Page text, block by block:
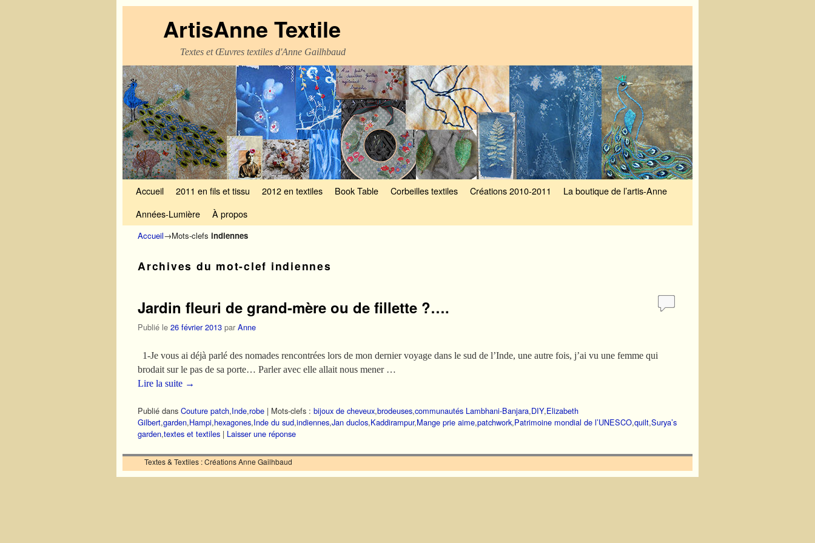
ArtisAnne Textile
Textes et Œuvres textiles d'Anne Gailhbaud
Accueil 2011 en fils et tissu 2012 en textiles Book Table Corbeilles textiles Créations 2010-2011
La boutique de l’artis-Anne
Années-Lumière
À propos
Accueil→Mots-clefs indiennes
Archives du mot-clef indiennes
Jardin fleuri de grand-mère ou de fillette ?….
Publié le 26 février 2013 par Anne
1-Je vous ai déjà parlé des nomades rencontrées lors de mon dernier voyage dans le sud de l’Inde, une autre fois, j’ai vu une femme qui
brodait sur le pas de sa porte… Parler avec elle allait nous mener …
Lire la suite →
Publié dans Couture patch,Inde,robe | Mots-clefs : bijoux de cheveux,brodeuses,communautés Lambhani-Banjara,DIY,Elizabeth
Gilbert,garden,Hampi,hexagones,Inde du sud,indiennes,Jan duclos,Kaddirampur,Mange prie aime,patchwork,Patrimoine mondial de l’UNESCO,quilt,Surya’s
garden,textes et textiles | Laisser une réponse
Textes & Textiles : Créations Anne Gailhbaud